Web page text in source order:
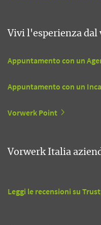
Vivi l'esperienza dal
Appuntamento con un
Appuntamento con un
Vorwerk Point
Vorwerk Italia
Leggi le recensioni su